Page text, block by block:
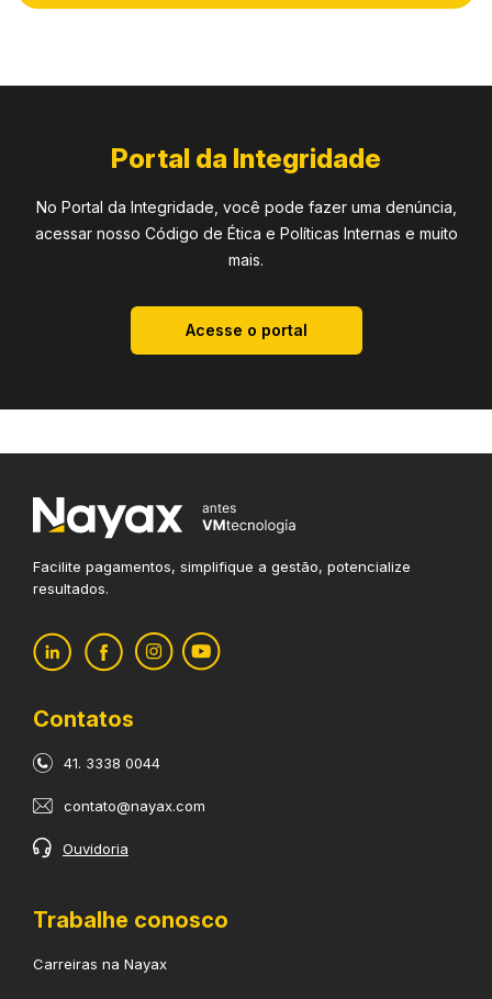
Portal da Integridade
No Portal da Integridade, você pode fazer uma denúncia,
acessar nosso Código de Ética e Políticas Internas e muito
mais.
Acesse o portal
Facilite pagamentos, simplifique a gestão, potencialize
resultados.
Contatos
41. 3338 0044
contato@nayax.com
Ouvidoria
Trabalhe conosco
Carreiras na Nayax